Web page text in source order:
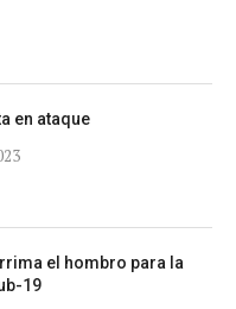
en ataque
el hombro para la
19